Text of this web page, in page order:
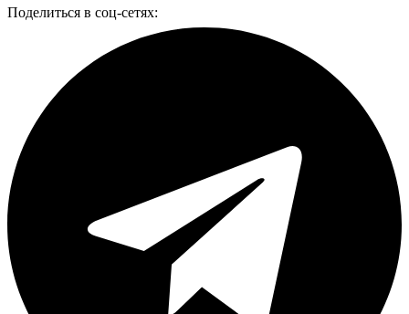
Поделиться в соц-сетях: